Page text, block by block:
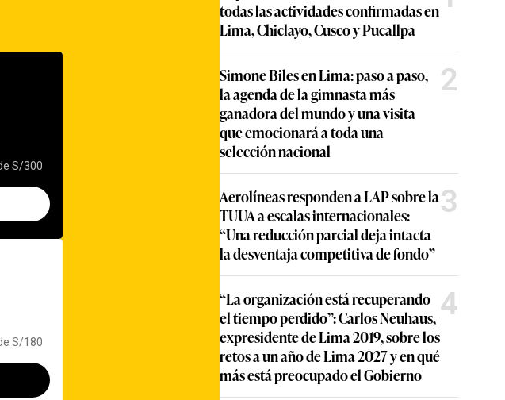
todas las actividades confirmadas en
Lima, Chiclayo, Cusco y Pucallpa
Simone Biles en Lima: paso a paso,
la agenda de la gimnasta más
ganadora del mundo y una visita
que emocionará a toda una
selección nacional
2
Aerolíneas responden a LAP sobre la
TUUA a escalas internacionales:
“Una reducción parcial deja intacta
la desventaja competitiva de fondo”
3
“La organización está recuperando
el tiempo perdido”: Carlos Neuhaus,
expresidente de Lima 2019, sobre los
retos a un año de Lima 2027 y en qué
más está preocupado el Gobierno
4